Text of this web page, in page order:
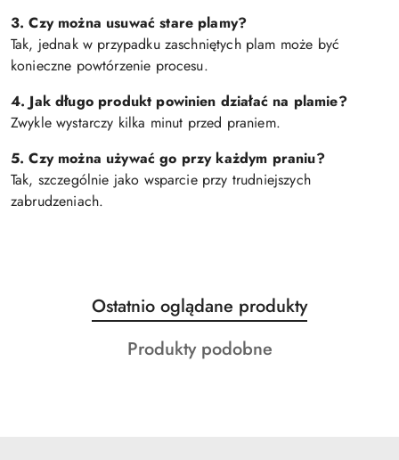
3. Czy można usuwać stare plamy?
Tak, jednak w przypadku zaschniętych plam może być
konieczne powtórzenie procesu.
4. Jak długo produkt powinien działać na plamie?
Zwykle wystarczy kilka minut przed praniem.
5. Czy można używać go przy każdym praniu?
Tak, szczególnie jako wsparcie przy trudniejszych
zabrudzeniach.
Pomiń karuzelę produktów
Produkty
o
statusie:
Ostatnio oglądane produkty
Produkty
Produkty podobne